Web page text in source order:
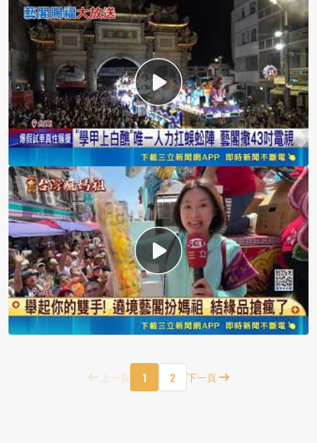
上一頁 1 2 下一頁